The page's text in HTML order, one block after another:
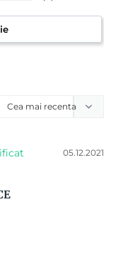
05.12.2021